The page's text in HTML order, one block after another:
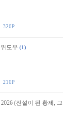
320P
도우 (1)
210P
(전설이 된 황제, 그